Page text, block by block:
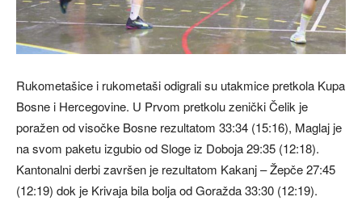
Rukometašice i rukometaši odigrali su utakmice pretkola Kupa
Bosne i Hercegovine. U Prvom pretkolu zenički Čelik je
poražen od visočke Bosne rezultatom 33:34 (15:16), Maglaj je
na svom paketu izgubio od Sloge iz Doboja 29:35 (12:18).
Kantonalni derbi završen je rezultatom Kakanj – Žepče 27:45
(12:19) dok je Krivaja bila bolja od Goražda 33:30 (12:19).